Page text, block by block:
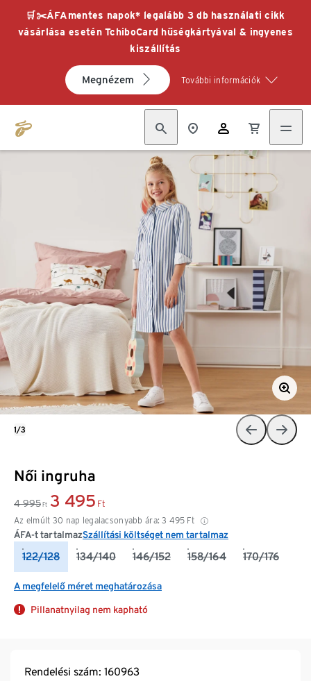
🛒✂️ÁFAmentes napok* legalább 3 db használati cikk
vásárlása esetén TchiboCard hűségkártyával & ingyenes
kiszállítás
Megnézem További információk
Női ingruha
4 995 Ft 3 495 Ft
Az elmúlt 30 nap legalacsonyabb ára: 3 495 Ft
ÁFA-t tartalmazSzállítási költséget nem tartalmaz
122/128 134/140 146/152 158/164 170/176
A megfelelő méret meghatározása
Pillanatnyilag nem kapható
1/3
Rendelési szám: 160963